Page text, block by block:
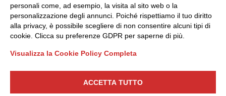
Internazionalizzazione
News & Eventi
Privacy
Seguici
CONTATTACI
personali come, ad esempio, la visita al sito web o la
personalizzazione degli annunci. Poiché rispettiamo il tuo diritto
alla privacy, è possibile scegliere di non consentire alcuni tipi di
cookie. Clicca su preferenze GDPR per saperne di più.
Visualizza la Cookie Policy Completa
ACCETTA TUTTO